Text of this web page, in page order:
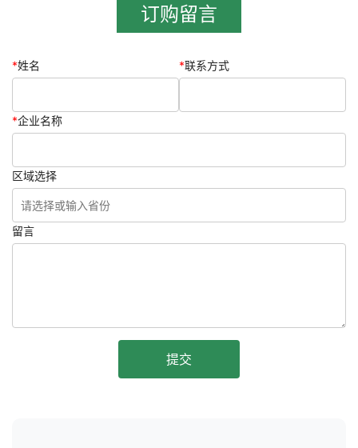
订购留言
*姓名 *联系方式
*企业名称
区域选择
留言
提交